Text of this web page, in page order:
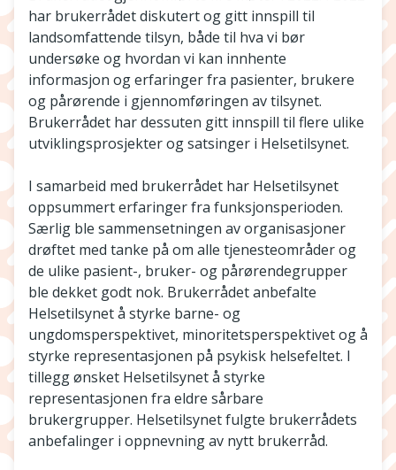
har brukerrådet diskutert og gitt innspill til
landsomfattende tilsyn, både til hva vi bør
undersøke og hvordan vi kan innhente
informasjon og erfaringer fra pasienter, brukere
og pårørende i gjennomføringen av tilsynet.
Brukerrådet har dessuten gitt innspill til flere ulike
utviklingsprosjekter og satsinger i Helsetilsynet.
I samarbeid med brukerrådet har Helsetilsynet
oppsummert erfaringer fra funksjonsperioden.
Særlig ble sammensetningen av organisasjoner
drøftet med tanke på om alle tjenesteområder og
de ulike pasient-, bruker- og pårørendegrupper
ble dekket godt nok. Brukerrådet anbefalte
Helsetilsynet å styrke barne- og
ungdomsperspektivet, minoritetsperspektivet og å
styrke representasjonen på psykisk helsefeltet. I
tillegg ønsket Helsetilsynet å styrke
representasjonen fra eldre sårbare
brukergrupper. Helsetilsynet fulgte brukerrådets
anbefalinger i oppnevning av nytt brukerråd.